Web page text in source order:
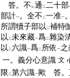
答。不 レ通 二二十部
部計一。全不 二一准一
所謂犢子部以 二補特
以 二未來藏一爲二雜染
以 二六識一爲二 所依 一
一。義分心意識 文
限 二第六識一歟 答。